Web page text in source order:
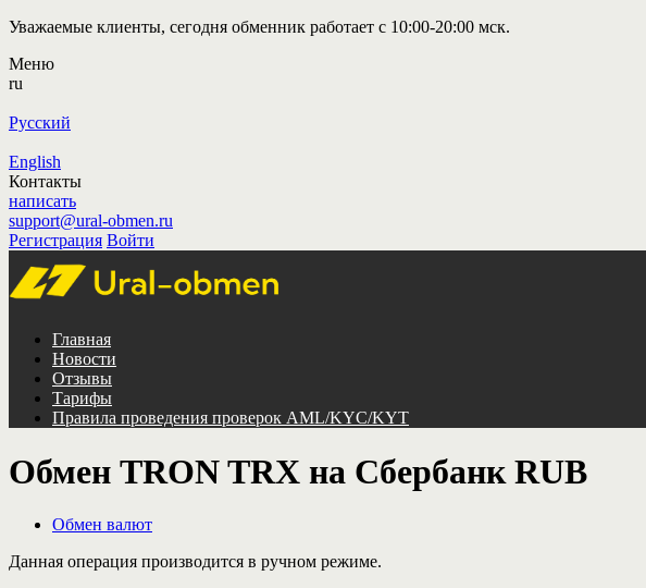
Уважаемые клиенты, сегодня обменник работает с 10:00-20:00 мск.
Меню
ru
Русский
English
Контакты
написать
support@ural-obmen.ru
Регистрация Войти
Главная
Новости
Отзывы
Тарифы
Правила проведения проверок AML/KYC/KYT
Обмен TRON TRX на Сбербанк RUB
Обмен валют
Данная операция производится в ручном режиме.